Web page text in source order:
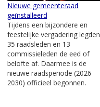
Nieuwe gemeenteraad
geïnstalleerd
Tijdens een bijzondere en
feestelijke vergadering legden
35 raadsleden en 13
commissieleden de eed of
belofte af. Daarmee is de
nieuwe raadsperiode (2026-
2030) officieel begonnen.